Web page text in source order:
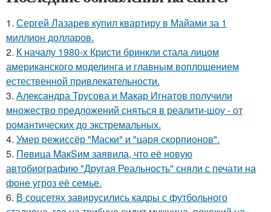
1. Сергей Лазарев купил квартиру в Майами за 1
миллион долларов.
2. К началу 1980-х Кристи бринкли стала лицом
американского моделинга и главным воплощением
естественной привлекательности.
3. Александра Трусова и Макар Игнатов получили
множество предложений сняться в реалити-шоу - от
романтических до экстремальных.
4. Умер режиссёр "Маски" и "царя скорпионов".
5. Пeвица MакSим заявила, что её новую
автобиографию "Другая Реальность" сняли с печати на
фоне угроз её семье.
6. В соцсетях завирусились кадры с футбольного